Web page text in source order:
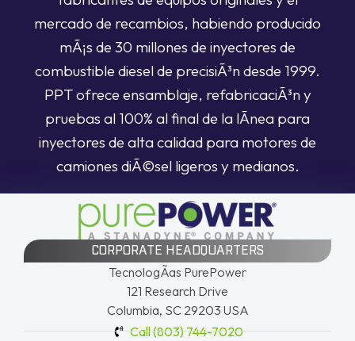
mercado de recambios, habiendo producido
mÃ¡s de 30 millones de inyectores de
combustible diesel de precisiÃ³n desde 1999.
PPT ofrece ensamblaje, refabricaciÃ³n y
pruebas al 100% al final de la lÃ­nea para
inyectores de alta calidad para motores de
camiones diÃ©sel ligeros y medianos.
CORPORATE HEADQUARTERS
TecnologÃ­as PurePower
121 Research Drive
Columbia, SC 29203 USA
Call (803) 744-7020